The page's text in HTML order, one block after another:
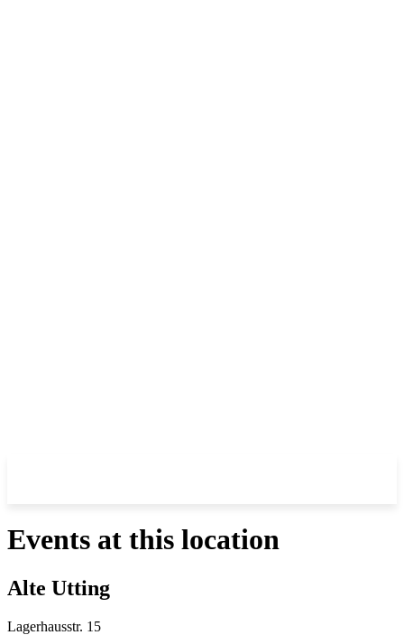
Events at this location
Alte Utting
Lagerhausstr. 15